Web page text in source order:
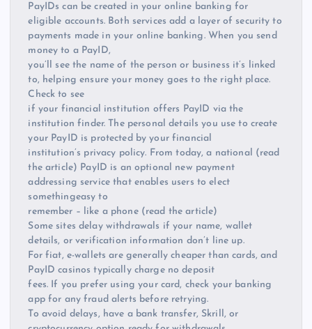
PayIDs can be created in your online banking for
eligible accounts. Both services add a layer of security to
payments made in your online banking. When you send
money to a PayID,
you’ll see the name of the person or business it’s linked
to, helping ensure your money goes to the right place.
Check to see
if your financial institution offers PayID via the
institution finder. The personal details you use to create
your PayID is protected by your financial
institution’s privacy policy. From today, a national (read
the article) PayID is an optional new payment
addressing service that enables users to elect
somethingeasy to
remember – like a phone (read the article)
Some sites delay withdrawals if your name, wallet
details, or verification information don’t line up.
For fiat, e-wallets are generally cheaper than cards, and
PayID casinos typically charge no deposit
fees. If you prefer using your card, check your banking
app for any fraud alerts before retrying.
To avoid delays, have a bank transfer, Skrill, or